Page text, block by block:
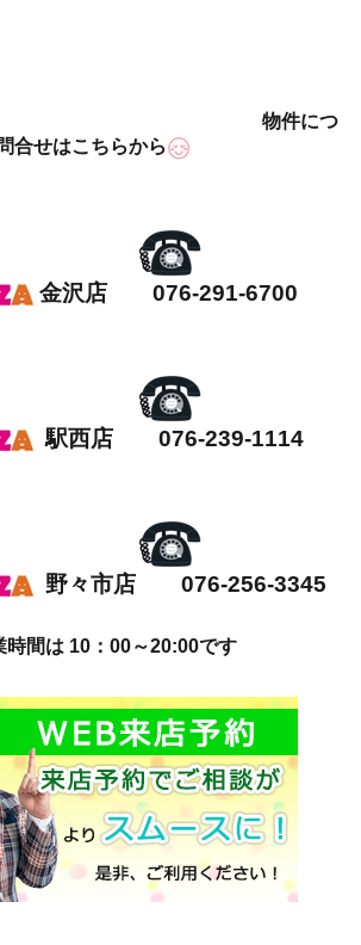
につ
合せはこちらから
金沢店 076-291-6700
駅西店 076-239-1114
野々市店 076-256-3345
間は 10：00～20:00です